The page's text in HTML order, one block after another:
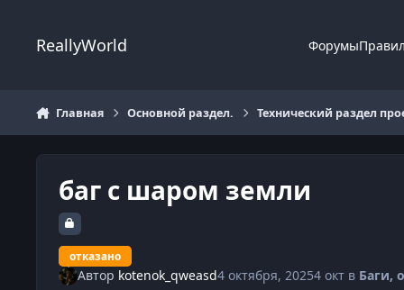
ReallyWorld Форумы
Главная Основной раздел. Технический раздел
баг с шаром земли
отказано
Автор kotenok_qweasd4 октября, 20254 октв Баги,